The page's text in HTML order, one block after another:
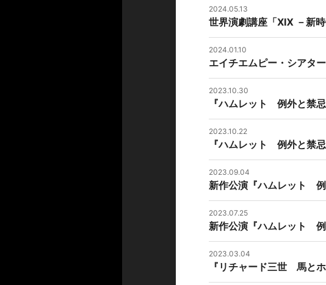
2024.05.13
世界演劇講座「ⅩⅨ －新
2024.01.10
エイチエムピー・シアタ
2023.10.30
『ハムレット 例外と禁
2023.10.22
『ハムレット 例外と禁
2023.09.04
新作公演『ハムレット
2023.07.25
新作公演『ハムレット
2023.03.04
『リチャード三世 馬と